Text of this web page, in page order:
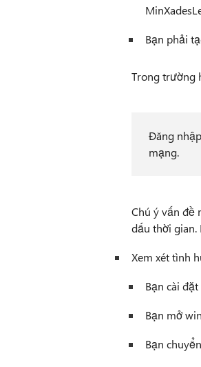
Bạn phải
Trong trường
Đăng
mạng.
Chú ý vấn đề
dấu thời gian.
Xem xét tình
Bạn cài
Bạn mở
Bạn